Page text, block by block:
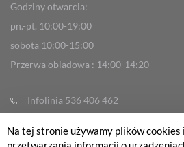
Godziny otwarcia:
pn.-pt. 10:00-19:00
sobota 10:00-15:00
Przerwa obiadowa : 14:00-14:20
Infolinia 536 406 462
Reklamacje
Na tej stronie używamy plików cookies